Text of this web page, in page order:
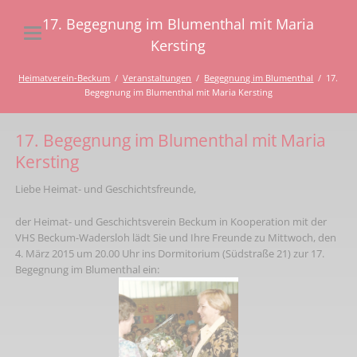
17. Begegnung im Blumenthal mit Maria
Kersting
Heimatverein-Beckum Veranstaltungen Begegnung im Blumenthal
17.
Begegnung im Blumenthal mit Maria Kersting
17. Begegnung im Blumenthal mit Maria
Kersting
Liebe Heimat- und Geschichtsfreunde,
der Heimat- und Geschichtsverein Beckum in Kooperation mit der
VHS Beckum-Wadersloh lädt Sie und Ihre Freunde zu Mittwoch, den
4. März 2015 um 20.00 Uhr ins Dormitorium (Südstraße 21) zur 17.
Begegnung im Blumenthal ein: